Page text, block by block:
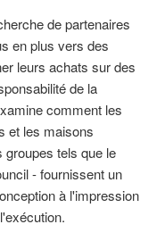
de partenaires
en plus vers des
leurs achats sur des
de la
comment les
et les maisons
groupes tels que le
- fournissent un
à l'impression